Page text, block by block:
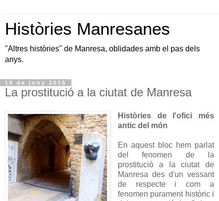
Històries Manresanes
"Altres històries" de Manresa, oblidades amb el pas dels
anys.
10 de juny 2015
La prostitució a la ciutat de Manresa
Històries de l'ofici més
antic del món
En aquest bloc hem parlat
del fenomen de la
prostitució a la ciutat de
Manresa des d'un vessant
de respecte i com a
fenomen purament històric i